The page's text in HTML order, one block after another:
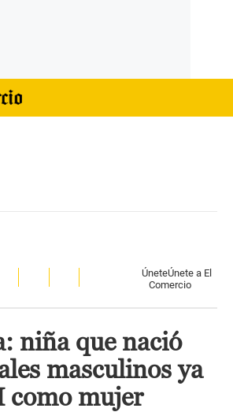
ÚneteÚnete a El
Comercio
niña que nació
masculinos ya
como mujer